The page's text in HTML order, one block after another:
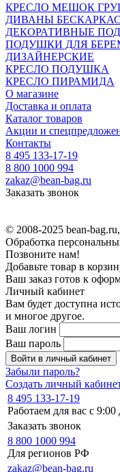
КРЕСЛО МЕШОК
ДИВАНЫ
ДЕКОРАТИВНЫЕ
ПОДУШКИ ДЛЯ
ДИЗАЙНЕРСКИЕ
КРЕСЛО ПОДУШКА
КРЕСЛО ПИРАМИДА
О магазине
Доставка и оплата
Каталог товаров
Акции и
Контакты
8 495 133-17-19
8 800 1000 994
zakaz@bean-bag.ru
Заказать звонок
© 2008-2025 bean-
Обработка
Позвоните нам!
Добавьте товар в
Ваш заказ готов к
Личный кабинет
Вам будет доступна
и многое другое.
Ваш логин
Ваш пароль
Войти в личный кабинет
Забыли пароль?
Создать личный
8 495 133-17-19
Работаем для вас с 9:00
Заказать звонок
8 800 1000 994
Для регионов РФ
zakaz@bean-bag.ru